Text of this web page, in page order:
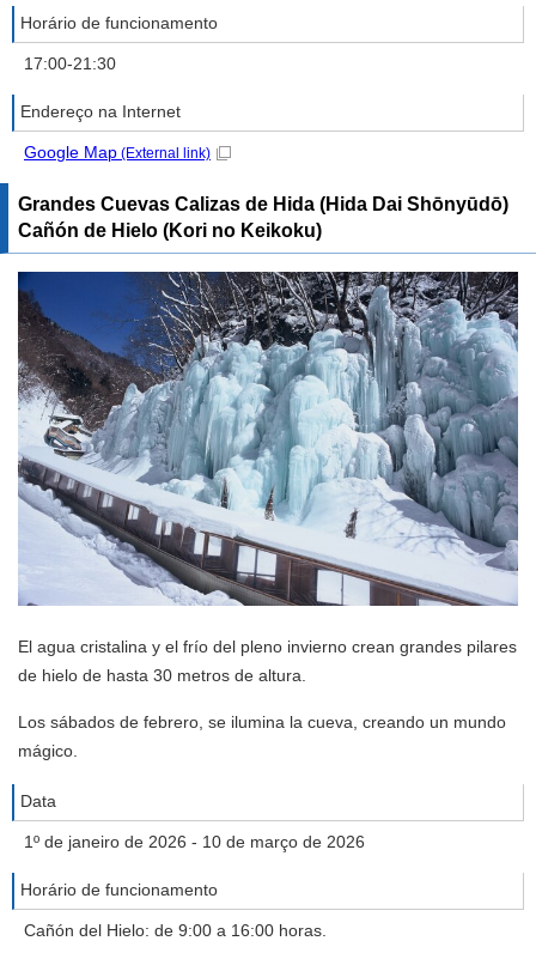
Horário de funcionamento
17:00-21:30
Endereço na Internet
Google Map (External link)
Grandes Cuevas Calizas de Hida (Hida Dai Shōnyūdō)
Cañón de Hielo (Kori no Keikoku)
El agua cristalina y el frío del pleno invierno crean grandes pilares
de hielo de hasta 30 metros de altura.
Los sábados de febrero, se ilumina la cueva, creando un mundo
mágico.
Data
1º de janeiro de 2026 - 10 de março de 2026
Horário de funcionamento
Cañón del Hielo: de 9:00 a 16:00 horas.